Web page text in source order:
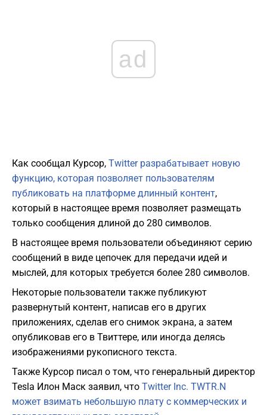
ad
Как сообщал Курсор, Twitter разрабатывает новую
функцию, которая позволяет пользователям
публиковать на платформе длинный контент,
который в настоящее время позволяет размещать
только сообщения длиной до 280 символов.
В настоящее время пользователи объединяют серию
сообщений в виде цепочек для передачи идей и
мыслей, для которых требуется более 280 символов.
Некоторые пользователи также публикуют
развернутый контент, написав его в других
приложениях, сделав его снимок экрана, а затем
опубликовав его в Твиттере, или иногда делясь
изображениями рукописного текста.
Также Курсор писал о том, что генеральный директор
Tesla Илон Маск заявил, что Twitter Inc. TWTR.N
может взимать небольшую плату с коммерческих и